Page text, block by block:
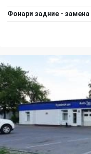
Фонари задние - замена